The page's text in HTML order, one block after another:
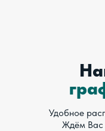
Удобное
Ждём Вас